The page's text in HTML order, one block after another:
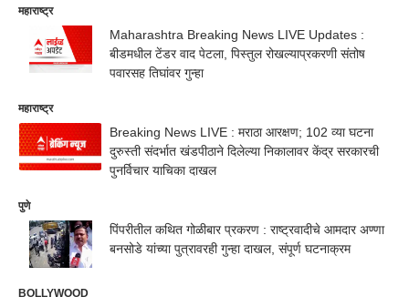
महाराष्ट्र
Maharashtra Breaking News LIVE Updates :
बीडमधील टेंडर वाद पेटला, पिस्तुल रोखल्याप्रकरणी संतोष
पवारसह तिघांवर गुन्हा
महाराष्ट्र
Breaking News LIVE : मराठा आरक्षण; 102 व्या घटना
दुरुस्ती संदर्भात खंडपीठाने दिलेल्या निकालावर केंद्र सरकारची
पुनर्विचार याचिका दाखल
पुणे
पिंपरीतील कथित गोळीबार प्रकरण : राष्ट्रवादीचे आमदार अण्णा
बनसोडे यांच्या पुत्रावरही गुन्हा दाखल, संपूर्ण घटनाक्रम
BOLLYWOOD